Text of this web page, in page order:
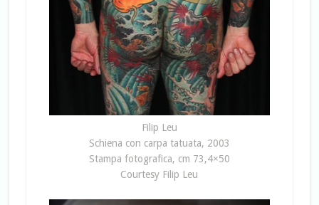
Filip Leu
Schiena con carpa tatuata, 2003
Stampa fotografica, cm 73,4×50
Courtesy Filip Leu